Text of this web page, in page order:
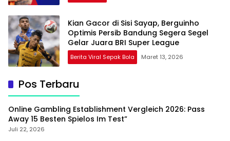
Kian Gacor di Sisi Sayap, Berguinho
Optimis Persib Bandung Segera Segel
Gelar Juara BRI Super League
Berita Viral Sepak Bola Maret 13, 2026
Pos Terbaru
Online Gambling Establishment Vergleich 2026: Pass
Away 15 Besten Spielos Im Test”
Juli 22, 2026